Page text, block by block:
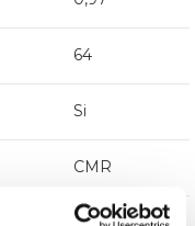
64
Si
CMR